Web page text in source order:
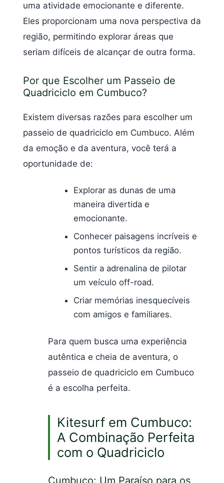
uma atividade emocionante e diferente.
Eles proporcionam uma nova perspectiva da
região, permitindo explorar áreas que
seriam difíceis de alcançar de outra forma.
Por que Escolher um Passeio de
Quadriciclo em Cumbuco?
Existem diversas razões para escolher um
passeio de quadriciclo em Cumbuco. Além
da emoção e da aventura, você terá a
oportunidade de:
Explorar as dunas de uma
maneira divertida e
emocionante.
Conhecer paisagens incríveis e
pontos turísticos da região.
Sentir a adrenalina de pilotar
um veículo off-road.
Criar memórias inesquecíveis
com amigos e familiares.
Para quem busca uma experiência
autêntica e cheia de aventura, o
passeio de quadriciclo em Cumbuco
é a escolha perfeita.
Kitesurf em Cumbuco:
A Combinação Perfeita
com o Quadriciclo
Cumbuco: Um Paraíso para os